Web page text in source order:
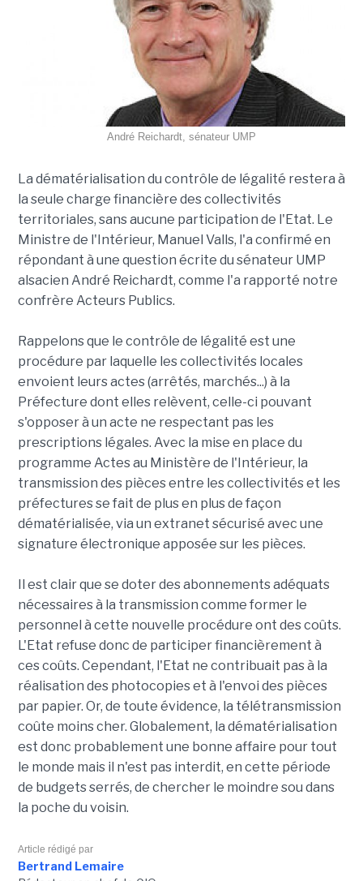
André Reichardt, sénateur UMP
La dématérialisation du contrôle de légalité restera à
la seule charge financière des collectivités
territoriales, sans aucune participation de l'Etat. Le
Ministre de l'Intérieur, Manuel Valls, l'a confirmé en
répondant à une question écrite du sénateur UMP
alsacien André Reichardt, comme l'a rapporté notre
confrère Acteurs Publics.
Rappelons que le contrôle de légalité est une
procédure par laquelle les collectivités locales
envoient leurs actes (arrêtés, marchés...) à la
Préfecture dont elles relèvent, celle-ci pouvant
s'opposer à un acte ne respectant pas les
prescriptions légales. Avec la mise en place du
programme Actes au Ministère de l'Intérieur, la
transmission des pièces entre les collectivités et les
préfectures se fait de plus en plus de façon
dématérialisée, via un extranet sécurisé avec une
signature électronique apposée sur les pièces.
Il est clair que se doter des abonnements adéquats
nécessaires à la transmission comme former le
personnel à cette nouvelle procédure ont des coûts.
L'Etat refuse donc de participer financièrement à
ces coûts. Cependant, l'Etat ne contribuait pas à la
réalisation des photocopies et à l'envoi des pièces
par papier. Or, de toute évidence, la télétransmission
coûte moins cher. Globalement, la dématérialisation
est donc probablement une bonne affaire pour tout
le monde mais il n'est pas interdit, en cette période
de budgets serrés, de chercher le moindre sou dans
la poche du voisin.
Article rédigé par
Bertrand Lemaire